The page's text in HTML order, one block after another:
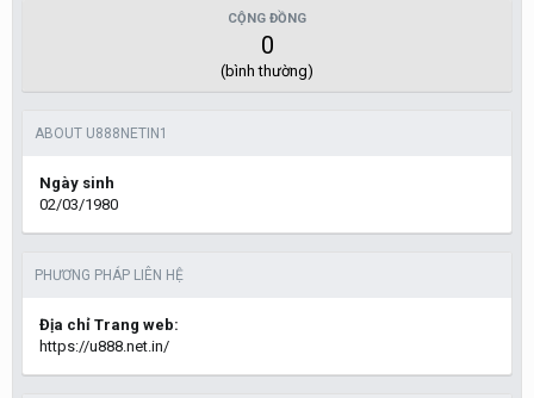
CỘNG ĐỒNG
0
(bình thường)
ABOUT U888NETIN1
Ngày sinh
02/03/1980
PHƯƠNG PHÁP LIÊN HỆ
Địa chỉ Trang web:
https://u888.net.in/